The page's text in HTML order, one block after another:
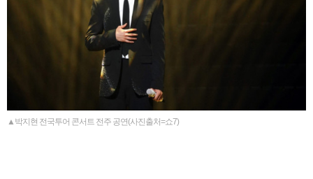
▲박지현 전국투어 콘서트 전주 공연(사진출처=쇼7)